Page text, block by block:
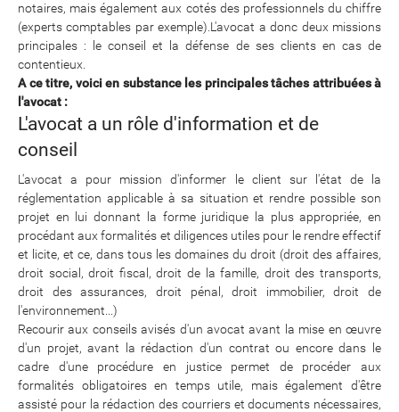
notaires, mais également aux cotés des professionnels du chiffre
(experts comptables par exemple).L'avocat a donc deux missions
principales : le conseil et la défense de ses clients en cas de
contentieux.
A ce titre, voici en substance les principales tâches attribuées à
l'avocat :
L'avocat a un rôle d'information et de
conseil
L'avocat a pour mission d'informer le client sur l'état de la
réglementation applicable à sa situation et rendre possible son
projet en lui donnant la forme juridique la plus appropriée, en
procédant aux formalités et diligences utiles pour le rendre effectif
et licite, et ce, dans tous les domaines du droit (droit des affaires,
droit social, droit fiscal, droit de la famille, droit des transports,
droit des assurances, droit pénal, droit immobilier, droit de
l'environnement...)
Recourir aux conseils avisés d'un avocat avant la mise en œuvre
d'un projet, avant la rédaction d'un contrat ou encore dans le
cadre d'une procédure en justice permet de procéder aux
formalités obligatoires en temps utile, mais également d'être
assisté pour la rédaction des courriers et documents nécessaires,